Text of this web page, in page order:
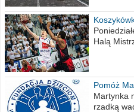
Halą
Pomóż
Martynka
rzadką